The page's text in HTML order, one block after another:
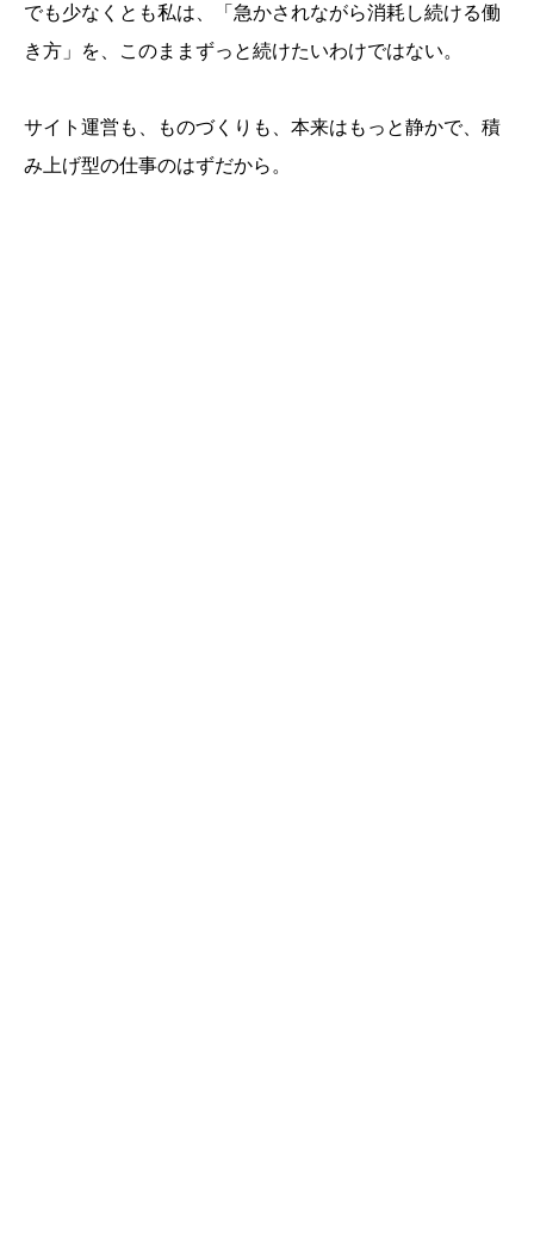
でも少なくとも私は、「急かされながら消耗し続ける働
き方」を、このままずっと続けたいわけではない。
サイト運営も、ものづくりも、本来はもっと静かで、積
み上げ型の仕事のはずだから。